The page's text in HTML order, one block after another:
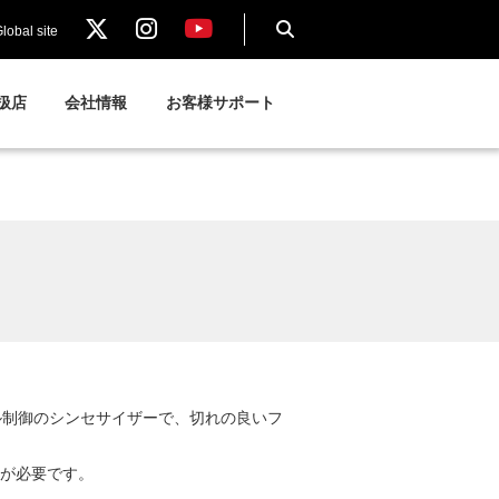
site
店 会社情報 お客様サポート
御のシンセサイザーで、切れの良いフ
必要です。